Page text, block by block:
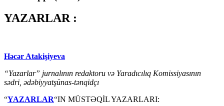
YAZARLAR :
Həcər Atakişiyeva
“Yazarlar” jurnalının redaktoru və Yaradıcılıq Komissiyasının
sədri, ədəbiyyatşünas-tənqidçı
“YAZARLAR“IN MÜSTƏQİL YAZARLARI: